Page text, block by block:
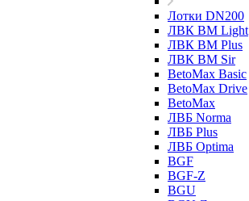
Лотки DN200
ЛВК ВМ Light
ЛВК ВМ Plus
ЛВК ВМ Sir
BetoMax Basic
BetoMax Drive
BetoMax
ЛВБ Norma
ЛВБ Plus
ЛВБ Optima
BGF
BGF-Z
BGU